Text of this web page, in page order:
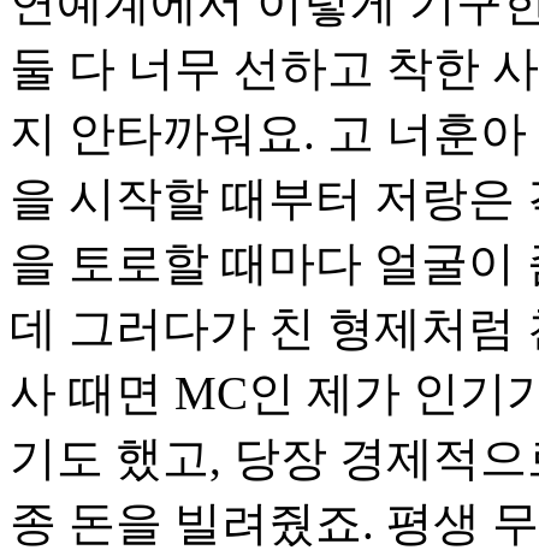
둘 다 너무 선하고 착한
지 안타까워요. 고 너훈
을 시작할 때부터 저랑은
을 토로할 때마다 얼굴이
데 그러다가 친 형제처럼
사 때면 MC인 제가 인기
기도 했고, 당장 경제적
종 돈을 빌려줬죠. 평생